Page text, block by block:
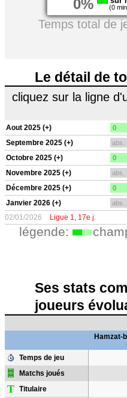
0% (0
Temps total de
Le détail de
cliquez sur la ligne
Aout 2025 (+) 0
Septembre 2025 (+) abs.
Octobre 2025 (+) 0
Novembre 2025 (+) abs.
Décembre 2025 (+) 0
Janvier 2026 (+) abs.
02/01/2026 Ligue 1, 17e j.
légende:
Ses stats
joueurs
Hamzat-
Temps de jeu
Matchs joués
T Titulaire